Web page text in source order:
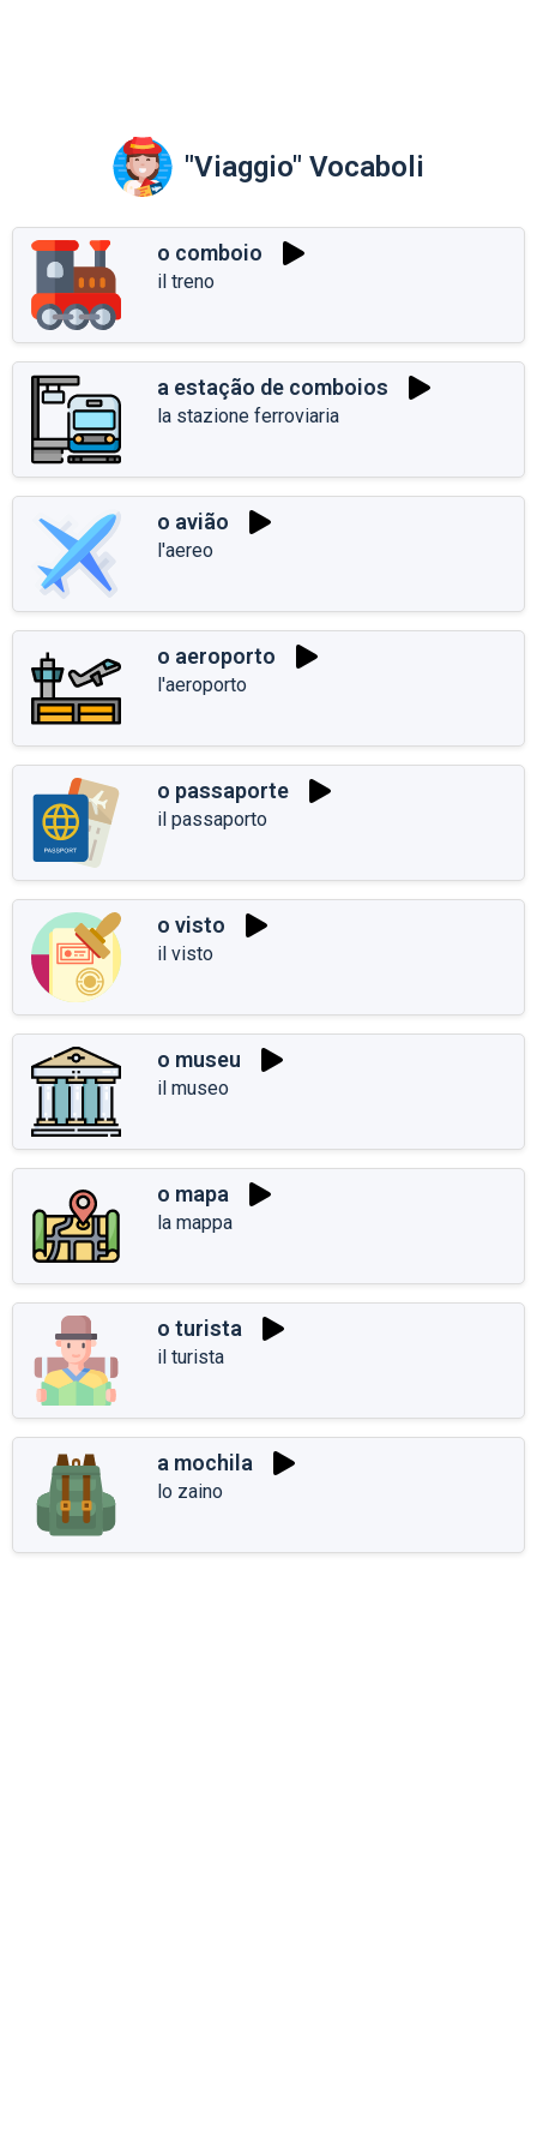
"Viaggio" Vocaboli
o comboio
il treno
a estação de comboios
la stazione ferroviaria
o avião
l'aereo
o aeroporto
l'aeroporto
o passaporte
il passaporto
o visto
il visto
o museu
il museo
o mapa
la mappa
o turista
il turista
a mochila
lo zaino